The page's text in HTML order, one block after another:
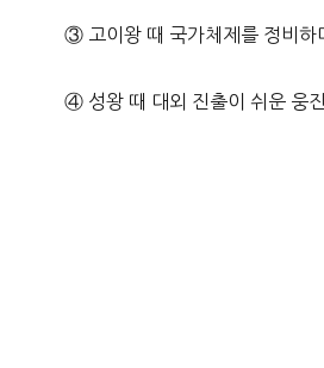
③ 고이왕 때 국가체제를 정비하
④ 성왕 때 대외 진출이 쉬운 웅